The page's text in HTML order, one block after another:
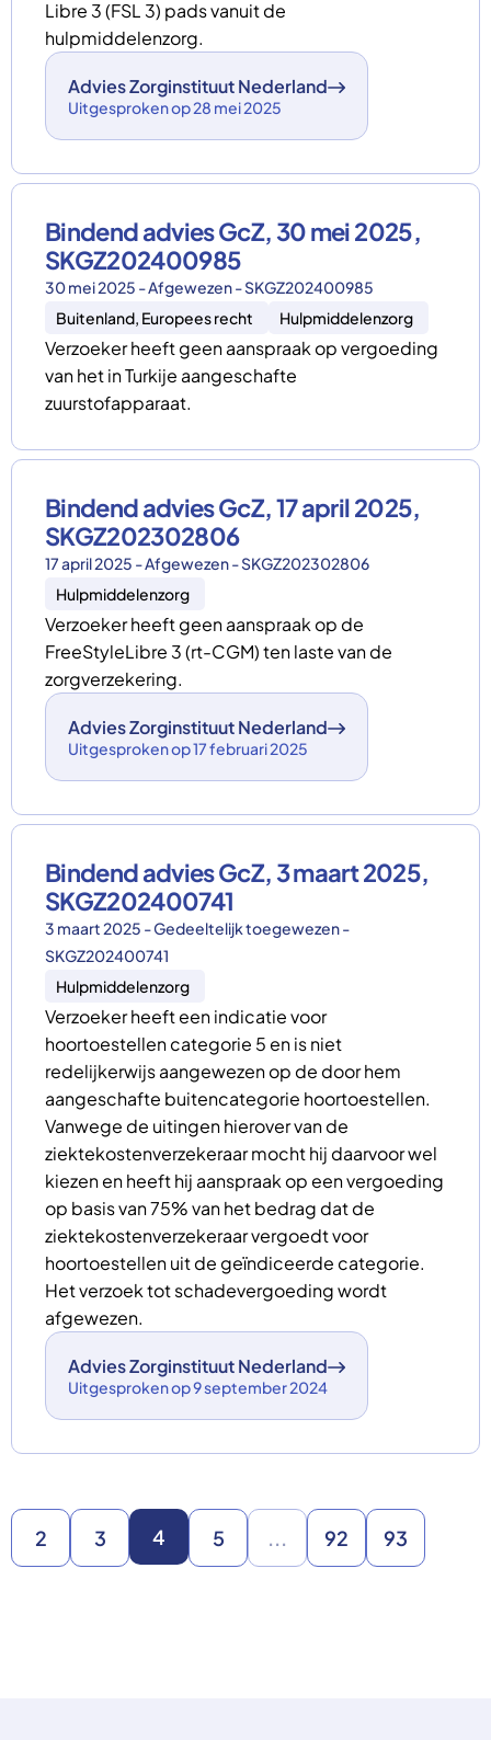
Libre 3 (FSL 3) pads vanuit de
hulpmiddelenzorg.
Advies Zorginstituut Nederland
Uitgesproken op 28 mei 2025
Bindend advies GcZ, 30 mei 2025,
SKGZ202400985
30 mei 2025 - Afgewezen - SKGZ202400985
Buitenland, Europees recht
Hulpmiddelenzorg
Verzoeker heeft geen aanspraak op vergoeding
van het in Turkije aangeschafte
zuurstofapparaat.
Bindend advies GcZ, 17 april 2025,
SKGZ202302806
17 april 2025 - Afgewezen - SKGZ202302806
Hulpmiddelenzorg
Verzoeker heeft geen aanspraak op de
FreeStyleLibre 3 (rt-CGM) ten laste van de
zorgverzekering.
Advies Zorginstituut Nederland
Uitgesproken op 17 februari 2025
Bindend advies GcZ, 3 maart 2025,
SKGZ202400741
3 maart 2025 - Gedeeltelijk toegewezen -
SKGZ202400741
Hulpmiddelenzorg
Verzoeker heeft een indicatie voor
hoortoestellen categorie 5 en is niet
redelijkerwijs aangewezen op de door hem
aangeschafte buitencategorie hoortoestellen.
Vanwege de uitingen hierover van de
ziektekostenverzekeraar mocht hij daarvoor wel
kiezen en heeft hij aanspraak op een vergoeding
op basis van 75% van het bedrag dat de
ziektekostenverzekeraar vergoedt voor
hoortoestellen uit de geïndiceerde categorie.
Het verzoek tot schadevergoeding wordt
afgewezen.
Advies Zorginstituut Nederland
Uitgesproken op 9 september 2024
2 3 4 5 ... 92 93